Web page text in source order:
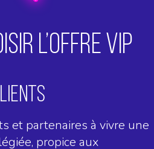
L’OFFRE VIP
et partenaires à vivre une
propice aux